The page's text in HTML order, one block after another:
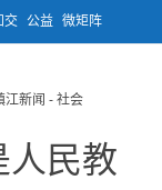
交 公益 微矩阵
江新闻 - 社会
人民教